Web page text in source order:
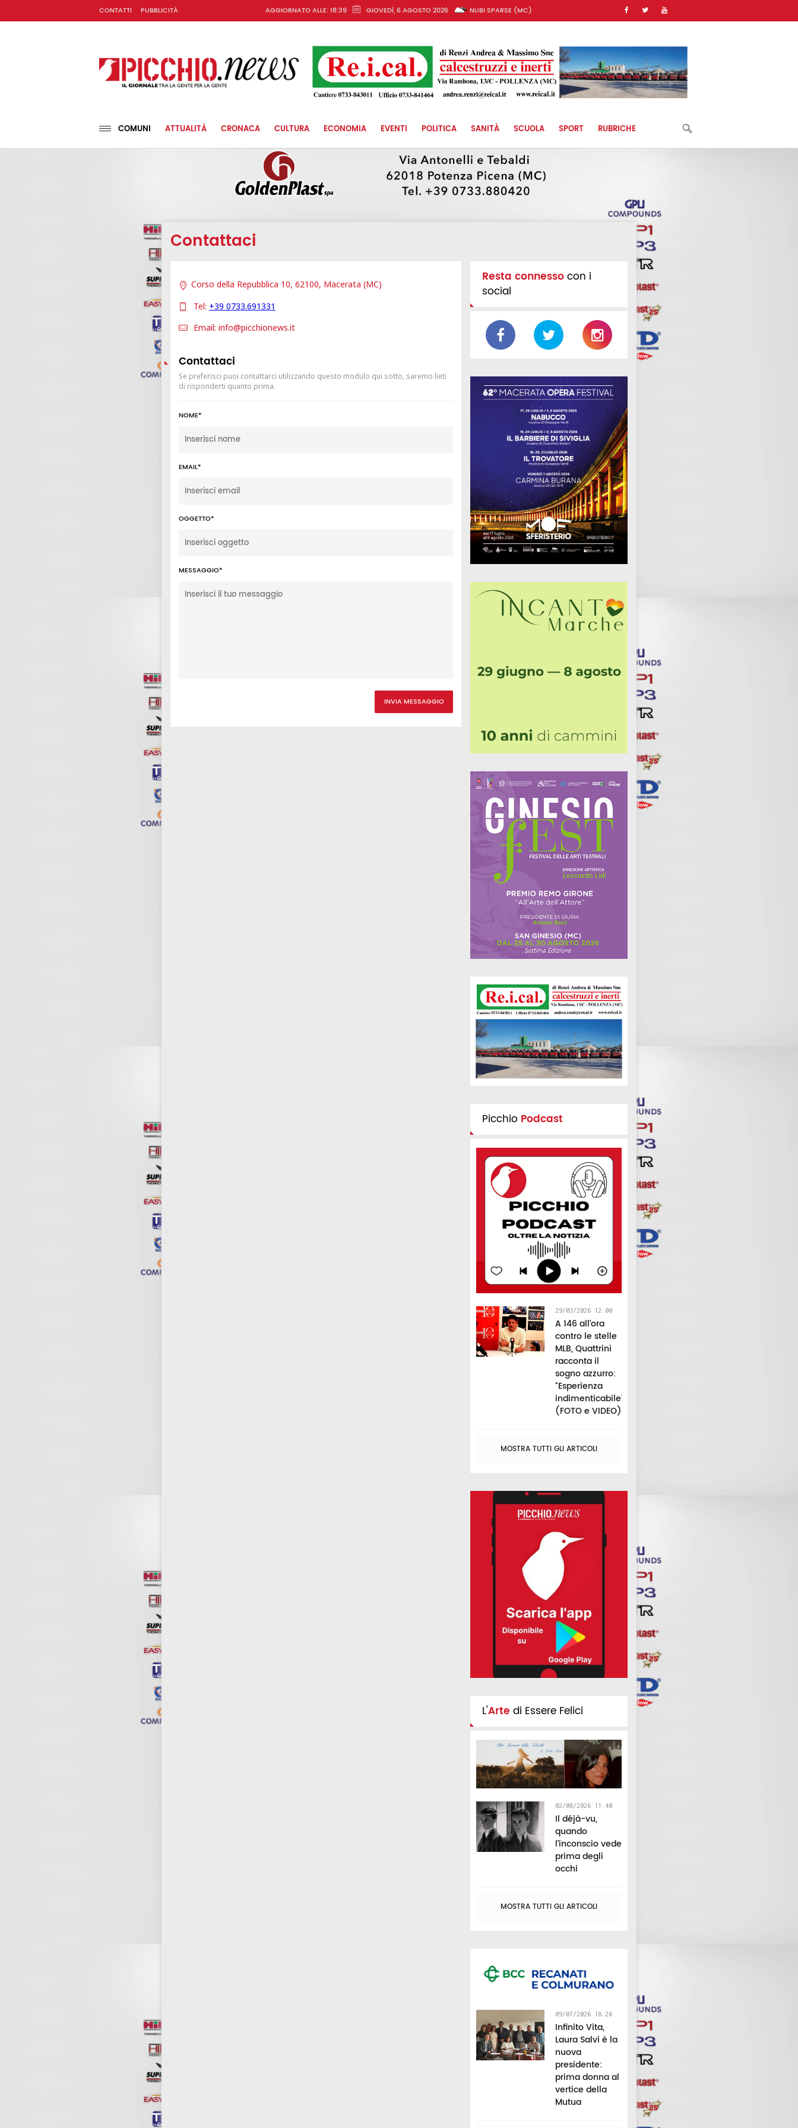
CONTATTI PUBBLICITÀ AGGIORNATO ALLE: 18:39 GIOVEDÌ, 6 AGOSTO 2026 NUBI SPARSE (MC)
COMUNI ATTUALITÀ CRONACA CULTURA ECONOMIA EVENTI POLITICA SANITÀ SCUOLA SPORT RUBRICHE
Contattaci
Corso della Repubblica 10, 62100, Macerata (MC)
Tel: +39 0733.691331
Email: info@picchionews.it
Contattaci
Se preferisci puoi contattarci utilizzando questo modulo qui sotto, saremo lieti
di risponderti quanto prima.
NOME*
EMAIL*
OGGETTO*
MESSAGGIO*
INVIA MESSAGGIO
Resta connessocon i
social
Picchio Podcast
29/03/2026 12:00
A 146 all’ora
contro le stelle
MLB, Quattrini
racconta il
sogno azzurro:
"Esperienza
indimenticabile"
(FOTO e VIDEO)
MOSTRA TUTTI GLI ARTICOLI
L'Arte di Essere Felici
02/08/2026 11:40
Il déjà-vu,
quando
l’inconscio vede
prima degli
occhi
MOSTRA TUTTI GLI ARTICOLI
09/07/2026 18:26
Infinito Vita,
Laura Salvi è la
nuova
presidente:
prima donna al
vertice della
Mutua